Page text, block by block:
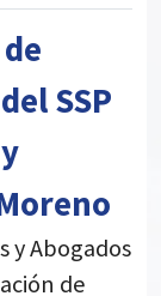
SSP
y Abogados
de